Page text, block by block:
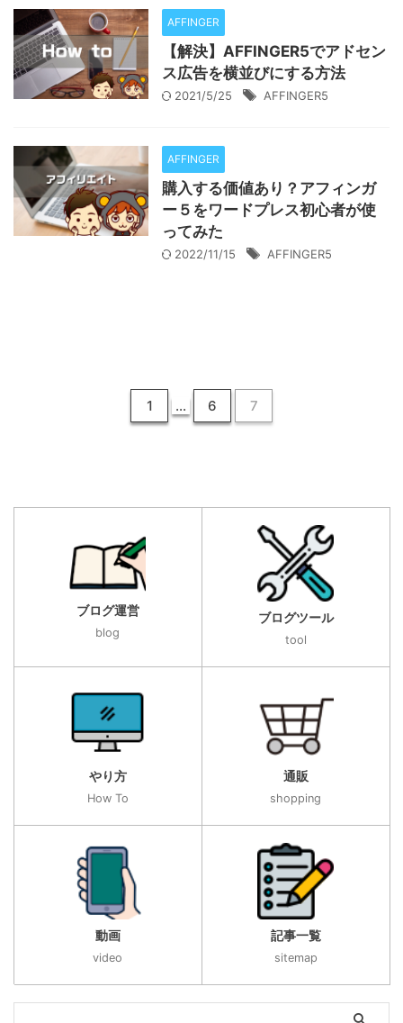
AFFINGER
【解決】AFFINGER5でアドセン
ス広告を横並びにする方法
2021/5/25 AFFINGER5
AFFINGER
購入する価値あり？アフィンガ
ー５をワードプレス初心者が使
ってみた
2022/11/15 AFFINGER5
1 … 6 7
ブログ運営
blog
ブログツール
tool
やり方
How To
通販
shopping
動画
video
記事一覧
sitemap